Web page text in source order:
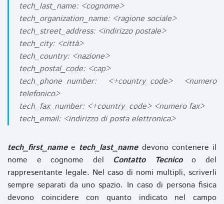
tech_last_name: <cognome>
tech_organization_name: <ragione sociale>
tech_street_address: <indirizzo postale>
tech_city: <città>
tech_country: <nazione>
tech_postal_code: <cap>
tech_phone_number: <+country_code> <numero
telefonico>
tech_fax_number: <+country_code> <numero fax>
tech_email: <indirizzo di posta elettronica>
tech_first_namee tech_last_namedevono contenere il
nome e cognome del Contatto Tecnicoo del
rappresentante legale. Nel caso di nomi multipli, scriverli
sempre separati da uno spazio. In caso di persona fisica
devono coincidere con quanto indicato nel campo